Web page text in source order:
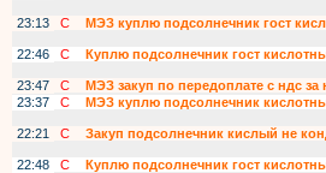
23:13
С
МЭЗ куплю подсолнечник гост
22:46
С
Куплю подсолнечник гост
23:47
С
МЭЗ закуп по передоплате с ндс
23:37
С
МЭЗ куплю подсолнечник
22:21
С
Закуп подсолнечник кислый не
22:48
С
Куплю подсолнечник гост